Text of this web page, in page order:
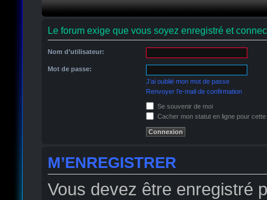
Le forum exige que vous soyez enregistré et
Nom d’utilisateur:
Mot de passe:
J’ai oublié mon mot de passe
Renvoyer l’e-mail de confirmation
Se souvenir de moi
Cacher mon statut en ligne pour
M’ENREGISTRER
Vous devez être enregistré